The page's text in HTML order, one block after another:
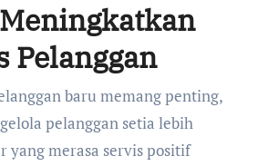
Pelanggan
baru memang penting,
pelanggan setia lebih
yang merasa servis positif